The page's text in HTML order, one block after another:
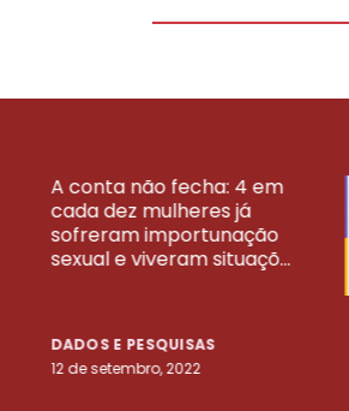
A conta não fecha: 4 em
cada dez mulheres já
sofreram importunação
sexual e viveram situaçõ...
DADOS E PESQUISAS
12 de setembro, 2022